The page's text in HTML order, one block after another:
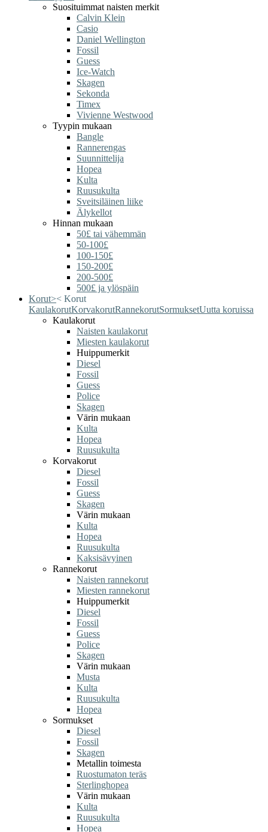
Suosituimmat naisten merkit
Calvin Klein
Casio
Daniel Wellington
Fossil
Guess
Ice-Watch
Skagen
Sekonda
Timex
Vivienne Westwood
Tyypin mukaan
Bangle
Rannerengas
Suunnittelija
Hopea
Kulta
Ruusukulta
Sveitsiläinen liike
Älykellot
Hinnan mukaan
50£ tai vähemmän
50-100£
100-150£
150-200£
200-500£
500£ ja ylöspäin
Korut>< Korut
KaulakorutKorvakorutRannekorutSormuksetUutta koruissa
Kaulakorut
Naisten kaulakorut
Miesten kaulakorut
Huippumerkit
Diesel
Fossil
Guess
Police
Skagen
Värin mukaan
Kulta
Hopea
Ruusukulta
Korvakorut
Diesel
Fossil
Guess
Skagen
Värin mukaan
Kulta
Hopea
Ruusukulta
Kaksisävyinen
Rannekorut
Naisten rannekorut
Miesten rannekorut
Huippumerkit
Diesel
Fossil
Guess
Police
Skagen
Värin mukaan
Musta
Kulta
Ruusukulta
Hopea
Sormukset
Diesel
Fossil
Skagen
Metallin toimesta
Ruostumaton teräs
Sterlinghopea
Värin mukaan
Kulta
Ruusukulta
Hopea